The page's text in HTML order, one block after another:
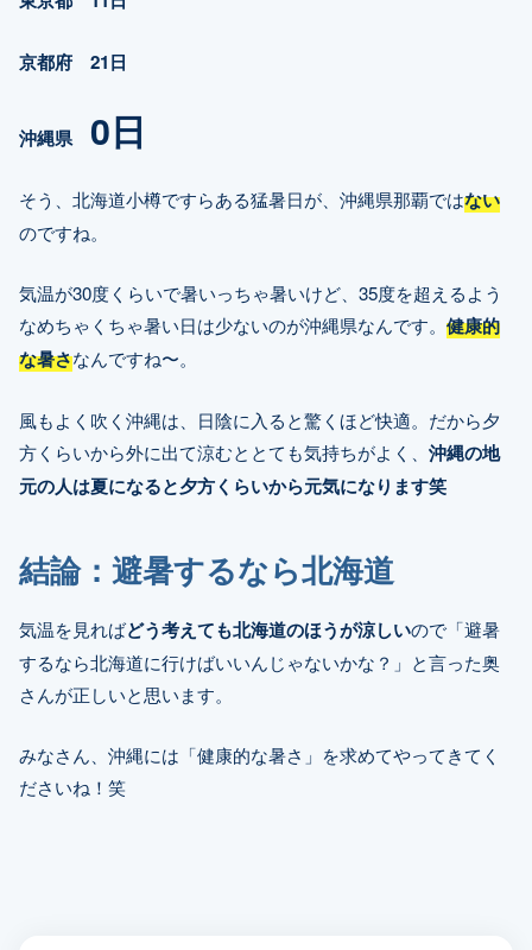
京都府 21日
沖縄県 0日
そう、北海道小樽ですらある猛暑日が、沖縄県那覇ではない
のですね。
気温が30度くらいで暑いっちゃ暑いけど、35度を超えるよう
なめちゃくちゃ暑い日は少ないのが沖縄県なんです。 健康的
な暑さなんですね〜。
風もよく吹く沖縄は、日陰に入ると驚くほど快適。だから夕
方くらいから外に出て涼むととても気持ちがよく、 沖縄の地
元の人は夏になると夕方くらいから元気になります笑
結論：避暑するなら北海道
気温を見ればどう考えても北海道のほうが涼しいので「避暑
するなら北海道に行けばいいんじゃないかな？」と言った奥
さんが正しいと思います。
みなさん、沖縄には「健康的な暑さ」を求めてやってきてく
ださいね！笑